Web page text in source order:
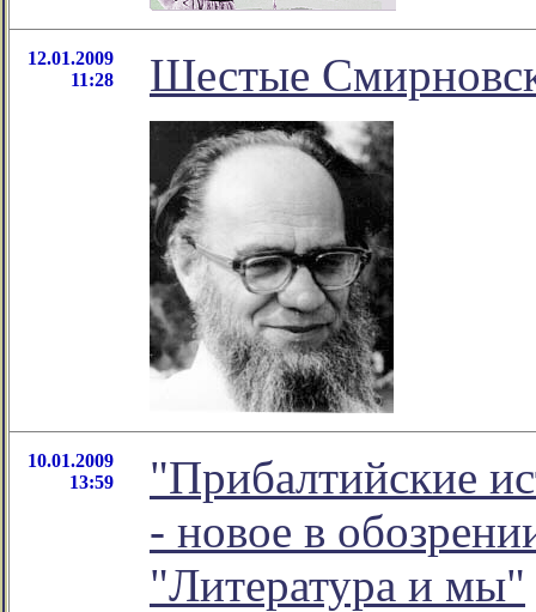
12.01.2009
11:28
Шестые
10.01.2009
13:59
"Прибалтийские
- новое в
"Литература и мы"